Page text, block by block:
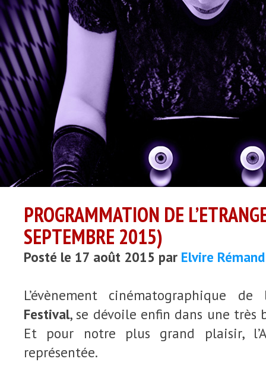
PROGRAMMATION DE
SEPTEMBRE 2015)
Posté le 17 août 2015 par Elvire Rémand
L’évènement cinématographique
Festival, se dévoile enfin dans une
Et pour notre plus grand plaisir,
représentée.